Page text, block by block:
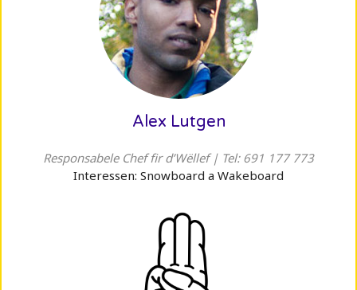
Alex Lutgen
Responsabele Chef fir d’Wëllef | Tel: 691 177 773
Interessen: Snowboard a Wakeboard